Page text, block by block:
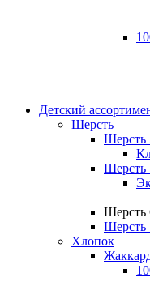
Детский
Шерсть
Шерсть
Шерсть
Шерсть
Шерсть
Хлопок